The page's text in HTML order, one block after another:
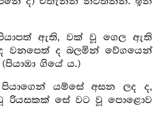
පියාපත් ඇති, වක් වූ ගෙල ඇති
ද වනපෙත් ද බලමින් වේගයෙන්
ගියේ ය.)
පියාගෙන් යම්සේ අසන ලද ද,
රියසකක් සේ වට වූ පොළොව